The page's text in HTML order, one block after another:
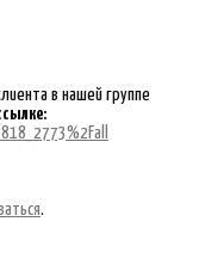
в нашей группе
.